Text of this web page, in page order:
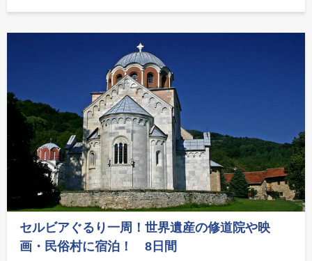
セルビアぐるり一周！世界遺産の修道院や映
画・民俗村に宿泊！ 8日間